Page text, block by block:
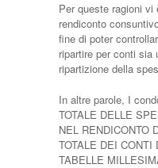
Per queste ragioni vi
rendiconto
fine di poter
ripartire per conti sia
ripartizione della
In altre parole, I
TOTALE DELLE
NEL RENDICONTO
TOTALE DEI
TABELLE